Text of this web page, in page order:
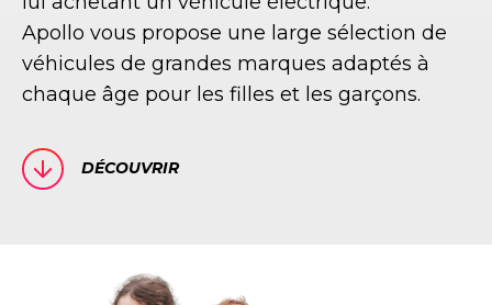
Apollo vous propose une large sélection de
véhicules de grandes marques adaptés à
chaque âge pour les filles et les garçons.
DÉCOUVRIR